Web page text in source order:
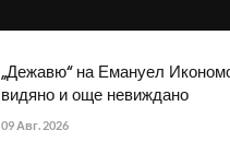
„Дежавю“ на Емануел
видяно и още невиждано
09 Авг. 2026